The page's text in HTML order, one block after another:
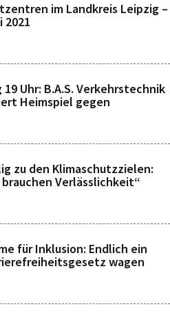
im Landkreis Leipzig –
2021
Uhr: B.A.S. Verkehrstechnik
Heimspiel gegen
zu den Klimaschutzzielen:
brauchen Verlässlichkeit“
für Inklusion: Endlich ein
wagen